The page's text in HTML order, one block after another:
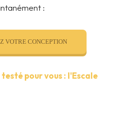
:
VOTRE CONCEPTION
testé pour vous : l'Escale